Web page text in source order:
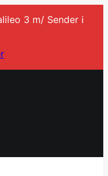
3 m/ Sender i